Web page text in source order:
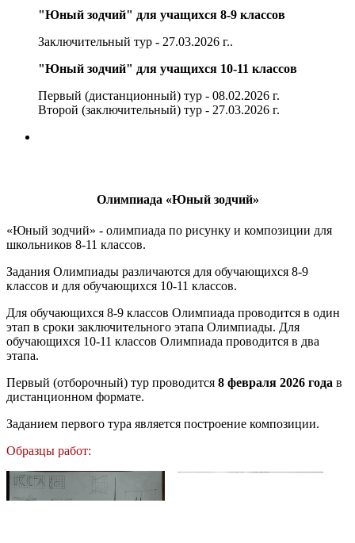
"Юный зодчий" для учащихся 8-9 классов
Заключительный тур - 27.03.2026 г..
"Юный зодчий" для учащихся 10-11 классов
Первый (дистанционный) тур - 08.02.2026 г.
Второй (заключительный) тур - 27.03.2026 г.
Олимпиада «Юный зодчий»
«Юный зодчий» - олимпиада по рисунку и композиции для
школьников 8-11 классов.
Задания Олимпиады различаются для обучающихся 8-9
классов и для обучающихся 10-11 классов.
Для обучающихся 8-9 классов Олимпиада проводится в один
этап в сроки заключительного этапа Олимпиады. Для
обучающихся 10-11 классов Олимпиада проводится в два
этапа.
Первый (отборочный) тур проводится 8 февраля 2026 года в
дистанционном формате.
Заданием первого тура является построение композиции.
Образцы работ: